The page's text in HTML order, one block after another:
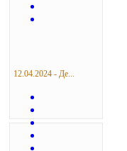
12.04.2024 - Де...